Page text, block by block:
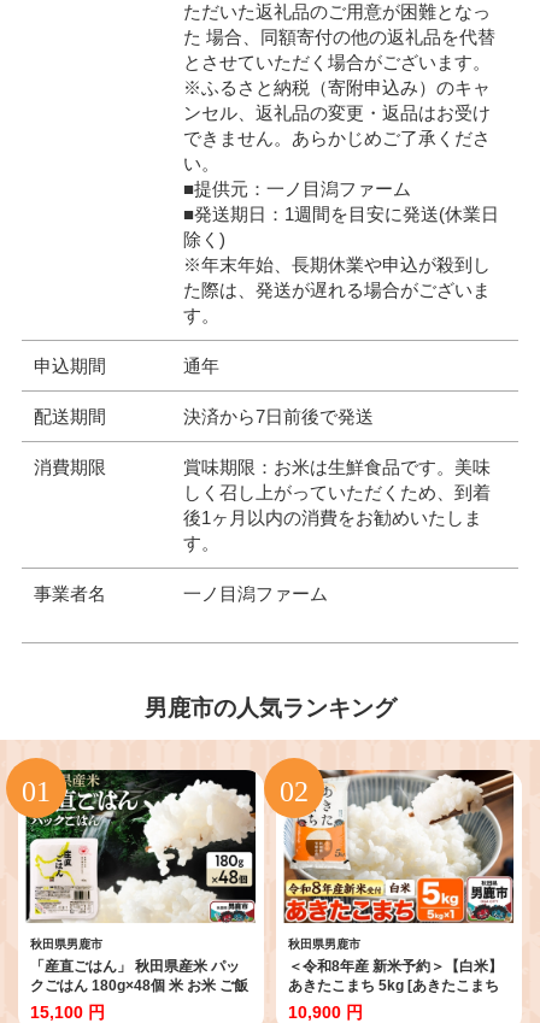
ただいた返礼品のご用意が困難となっ
た 場合、同額寄付の他の返礼品を代替
とさせていただく場合がございます。
※ふるさと納税（寄附申込み）のキャ
ンセル、返礼品の変更・返品はお受け
できません。あらかじめご了承くださ
い。
■提供元：一ノ目潟ファーム
■発送期日：1週間を目安に発送(休業日
除く)
※年末年始、長期休業や申込が殺到し
た際は、発送が遅れる場合がございま
す。
申込期間 通年
配送期間 決済から7日前後で発送
消費期限
賞味期限：お米は生鮮食品です。美味
しく召し上がっていただくため、到着
後1ヶ月以内の消費をお勧めいたしま
す。
事業者名 一ノ目潟ファーム
男鹿市の人気ランキング
秋田県男鹿市
「産直ごはん」 秋田県産米 パッ
クごはん 180g×48個 米 お米 ご飯
災害時 保存食 防災食 非常食 備蓄
15,100 円
秋田県男鹿市
＜令和8年産 新米予約＞【白米】
あきたこまち 5kg [あきたこまち
ブランド米 お米 白米 精米 米どこ
10,900 円